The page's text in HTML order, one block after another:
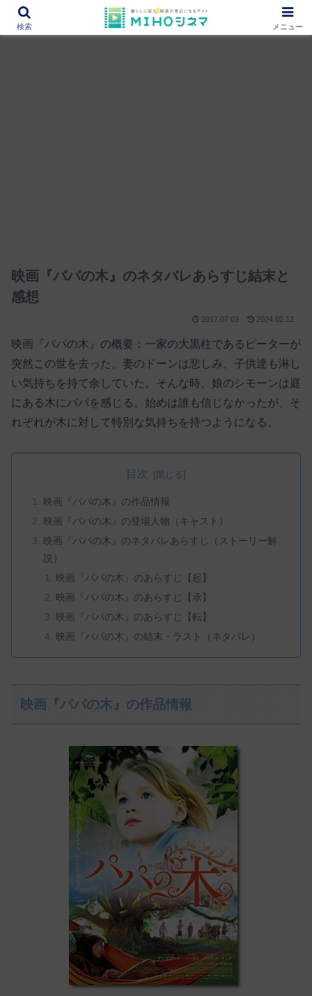
12000作品を紹介！あなたの映画図書館『MIHOシネマ』
映画『パパの木』のネタバレあらすじ結末と
感想
2017.07.03 2024.02.12
映画『パパの木』の概要：一家の大黒柱であるピーターが
突然この世を去った。妻のドーンは悲しみ、子供達も淋し
い気持ちを持て余していた。そんな時、娘のシモーンは庭
にある木にパパを感じる。始めは誰も信じなかったが、そ
れぞれが木に対して特別な気持ちを持つようになる。
目次
映画『パパの木』の作品情報
映画『パパの木』の登場人物（キャスト）
映画『パパの木』のネタバレあらすじ（ストーリー解
説）
映画『パパの木』のあらすじ【起】
映画『パパの木』のあらすじ【承】
映画『パパの木』のあらすじ【転】
映画『パパの木』の結末・ラスト（ネタバレ）
映画『パパの木』の作品情報
検索 メニュー